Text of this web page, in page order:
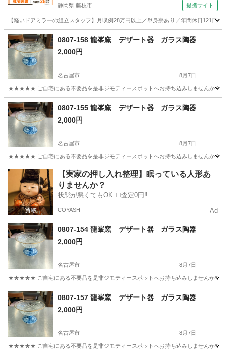
静岡県 藤枝市 提携サイト
【軽いドアミラーの組立スタッフ】月収例28万円以上／単身寮あり／年間休日121
静岡 藤枝市
0807-158 龍峯窯 デザート器 ガラス陶器
2,000円
名古屋市 8月7日
★★★★★ ご自宅にある不要品を是非ジモティースポットへお持ち込みしませんか？
愛知 名古屋市 デザート
0807-155 龍峯窯 デザート器 ガラス陶器
2,000円
名古屋市 8月7日
★★★★★ ご自宅にある不要品を是非ジモティースポットへお持ち込みしませんか？
愛知 名古屋市 食器 デザート
【実家の押し入れ整理】眠っている人形あ
りませんか？
状態が悪くてもOK🙆‍♀️査定0円‼️
COYASH Ad
0807-154 龍峯窯 デザート器 ガラス陶器
2,000円
名古屋市 8月7日
★★★★★ ご自宅にある不要品を是非ジモティースポットへお持ち込みしませんか？
愛知 名古屋市 デザート
0807-157 龍峯窯 デザート器 ガラス陶器
2,000円
名古屋市 8月7日
★★★★★ ご自宅にある不要品を是非ジモティースポットへお持ち込みしませんか？